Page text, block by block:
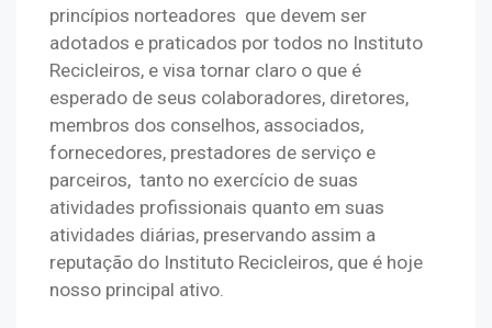
princípios norteadores  que devem ser
adotados e praticados por todos no Instituto
Recicleiros, e visa tornar claro o que é
esperado de seus colaboradores, diretores,
membros dos conselhos, associados,
fornecedores, prestadores de serviço e
parceiros,  tanto no exercício de suas
atividades profissionais quanto em suas
atividades diárias, preservando assim a
reputação do Instituto Recicleiros, que é hoje
nosso principal ativo.